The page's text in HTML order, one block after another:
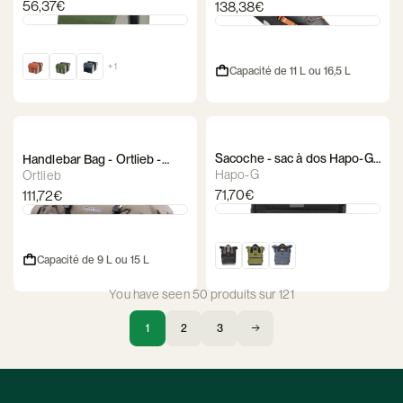
56,37€
+ 1
138,38€
Capacité de 11 L ou 16,5 L
Handlebar Bag - Ortlieb -
Handlebar-Pack
Ortlieb
111,72€
Capacité de 9 L ou 15 L
Sacoche - sac à dos Hapo-G
– Roll-top 22 L
Hapo-G
71,70€
You have seen 50 produits sur 121
1 2 3